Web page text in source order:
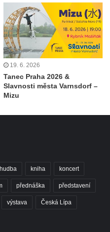
19. 6. 2026
Tanec Praha 2026 &
Slavnosti města Varnsdorf –
Mizu
hudba kniha koncert
přednáška představení
výstava Česká Lípa